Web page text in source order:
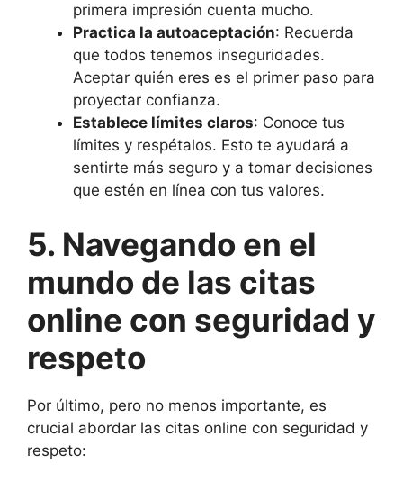
primera impresión cuenta mucho.
Practica la autoaceptación: Recuerda
que todos tenemos inseguridades.
Aceptar quién eres es el primer paso para
proyectar confianza.
Establece límites claros: Conoce tus
límites y respétalos. Esto te ayudará a
sentirte más seguro y a tomar decisiones
que estén en línea con tus valores.
5. Navegando en el
mundo de las citas
online con seguridad y
respeto
Por último, pero no menos importante, es
crucial abordar las citas online con seguridad y
respeto: